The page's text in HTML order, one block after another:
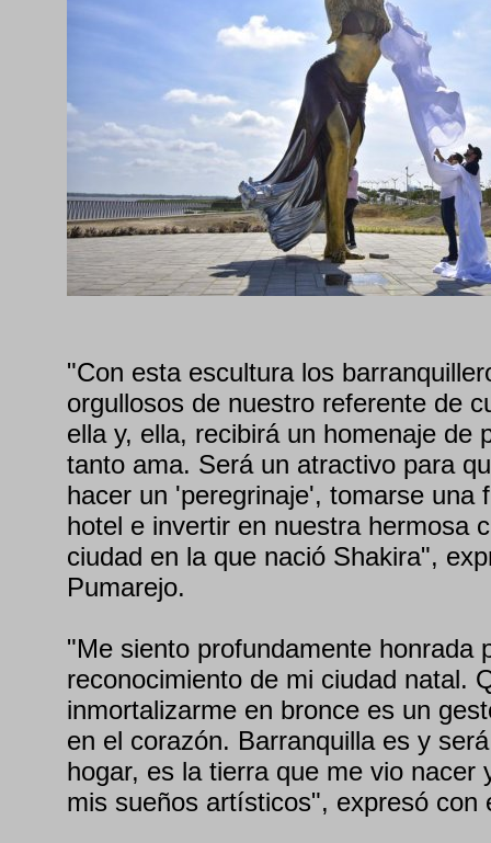
"Con esta escultura los
orgullosos de nuestro referente de
ella y, ella, recibirá un homenaje de
tanto ama. Será un atractivo para
hacer un 'peregrinaje', tomarse una
hotel e invertir en nuestra hermosa
ciudad en la que nació Shakira",
Pumarejo.
"Me siento profundamente honrada
reconocimiento de mi ciudad natal.
inmortalizarme en bronce es un
en el corazón. Barranquilla es y
hogar, es la tierra que me vio nacer
mis sueños artísticos", expresó con